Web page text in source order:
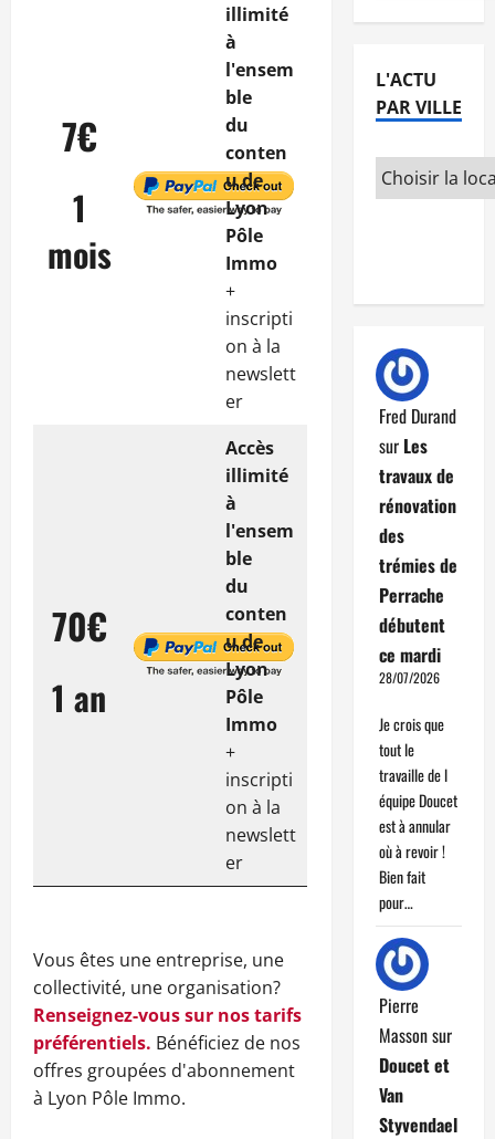
7€
1
mois
illimité
à
l'ensem
ble
du
conten
u de
Lyon
Pôle
Immo
+
inscripti
on à la
newslett
er
70€
1 an
Accès
illimité
à
l'ensem
ble
du
conten
u de
Lyon
Pôle
Immo
+
inscripti
on à la
newslett
er
Vous êtes une entreprise, une
collectivité, une organisation?
Renseignez-vous sur nos tarifs
préférentiels. Bénéficiez de nos
offres groupées d'abonnement
à Lyon Pôle Immo.
L'ACTU
PAR VILLE
Fred Durand
sur Les
travaux de
rénovation
des
trémies de
Perrache
débutent
ce mardi
28/07/2026
Je crois que
tout le
travaille de l
équipe Doucet
est à annular
où à revoir !
Bien fait
pour…
Pierre
Massonsur
Doucet et
Van
Styvendael